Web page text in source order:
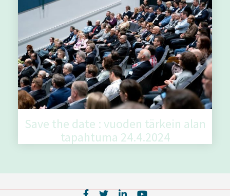
Save the date : vuoden tärkein alan
tapahtuma 24.4.2024